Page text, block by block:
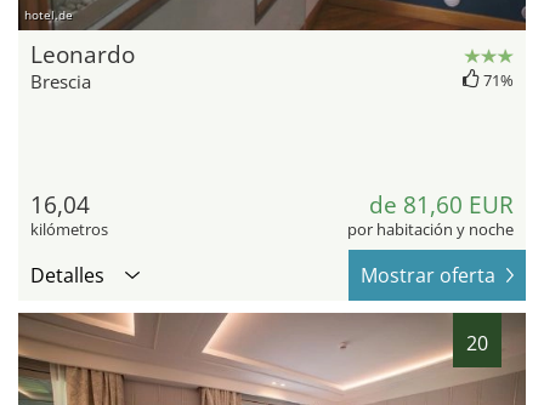
hotel.de
Leonardo
Brescia 71%
16,04
kilómetros
de 81,60 EUR
por habitación y noche
Detalles Mostrar oferta
20